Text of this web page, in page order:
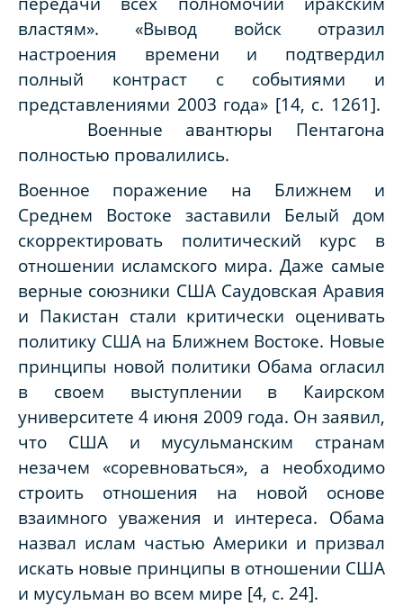
властям». «Вывод войск отразил
настроения времени и подтвердил
полный контраст с событиями и
представлениями 2003 года» [14, с. 1261].
Военные авантюры Пентагона
полностью провалились.
Военное поражение на Ближнем и
Среднем Востоке заставили Белый дом
скорректировать политический курс в
отношении исламского мира. Даже самые
верные союзники США Саудовская Аравия
и Пакистан стали критически оценивать
политику США на Ближнем Востоке. Новые
принципы новой политики Обама огласил
в своем выступлении в Каирском
университете 4 июня 2009 года. Он заявил,
что США и мусульманским странам
незачем «соревноваться», а необходимо
строить отношения на новой основе
взаимного уважения и интереса. Обама
назвал ислам частью Америки и призвал
искать новые принципы в отношении США
и мусульман во всем мире [4, с. 24].